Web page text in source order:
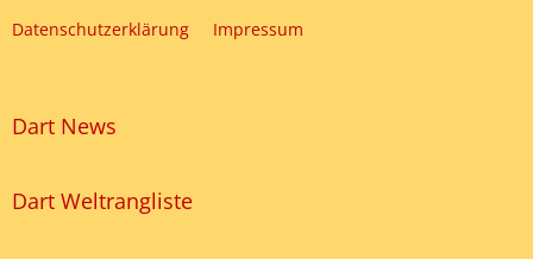
Datenschutzerklärung Impressum
Dart News
Dart Weltrangliste